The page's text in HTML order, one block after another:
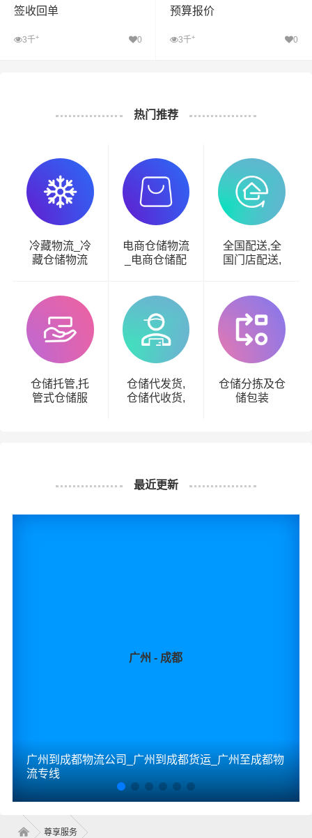
签收回单
3千+ 0
预算报价
3千+ 0
热门推荐
冷藏物流_冷
藏仓储物流
电商仓储物流
_电商仓储配
全国配送,全
国门店配送,
仓储托管,托
管式仓储服
仓储代发货,
仓储代收货,
仓储分拣及仓
储包装
最近更新
广州 - 成都
广州到成都物流公司_广州到成都货运_广州至成都物
流专线
尊享服务